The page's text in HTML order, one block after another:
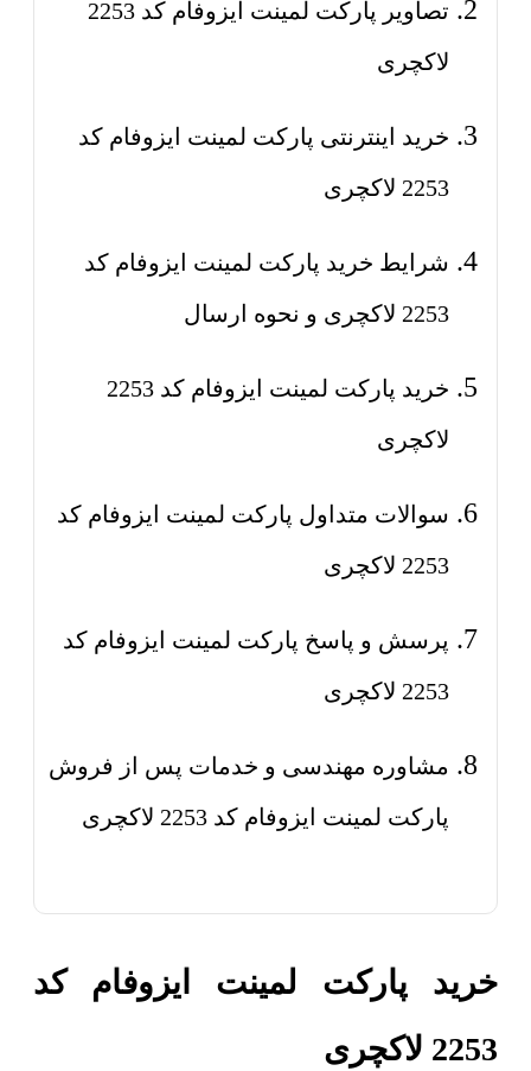
تصاویر پارکت لمینت ایزوفام کد 2253
لاکچری
خرید اینترنتی پارکت لمینت ایزوفام کد
2253 لاکچری
شرایط خرید پارکت لمینت ایزوفام کد
2253 لاکچری و نحوه ارسال
خرید پارکت لمینت ایزوفام کد 2253
لاکچری
سوالات متداول پارکت لمینت ایزوفام کد
2253 لاکچری
پرسش و پاسخ پارکت لمینت ایزوفام کد
2253 لاکچری
مشاوره مهندسی و خدمات پس از فروش
پارکت لمینت ایزوفام کد 2253 لاکچری
خرید پارکت لمینت ایزوفام کد
2253 لاکچری